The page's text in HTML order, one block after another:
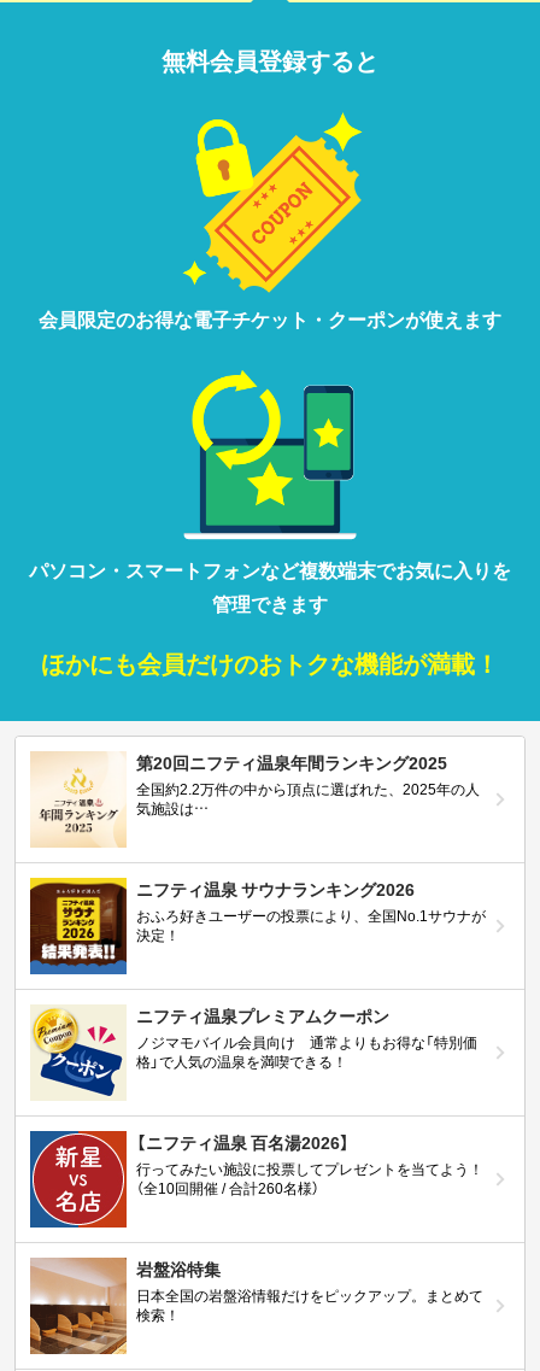
無料会員登録すると
会員限定のお得な電子チケット・クーポンが使えます
パソコン・ スマートフォンなど複数端末でお気に入りを
管理できます
ほかにも会員だけのおトクな機能が満載！
第20回ニフティ温泉年間ランキング2025
全国約2.2万件の中から頂点に選ばれた、2025年の人
気施設は…
ニフティ温泉 サウナランキング2026
おふろ好きユーザーの投票により、全国No.1サウナが
決定！
ニフティ温泉プレミアムクーポン
ノジマモバイル会員向け 通常よりもお得な「特別価
格」で人気の温泉を満喫できる！
【ニフティ温泉 百名湯2026】
行ってみたい施設に投票してプレゼントを当てよう！
（全10回開催 / 合計260名様）
岩盤浴特集
日本全国の岩盤浴情報だけをピックアップ。まとめて
検索！